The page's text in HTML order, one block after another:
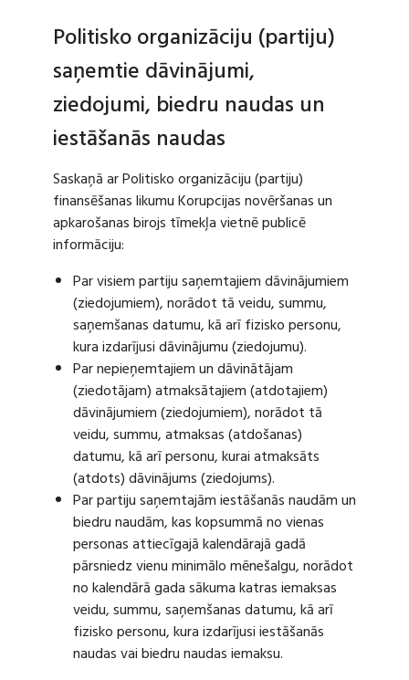
Politisko organizāciju (partiju)
saņemtie dāvinājumi,
ziedojumi, biedru naudas un
iestāšanās naudas
Saskaņā ar Politisko organizāciju (partiju)
finansēšanas likumu Korupcijas novēršanas un
apkarošanas birojs tīmekļa vietnē publicē
informāciju:
Par visiem partiju saņemtajiem dāvinājumiem
(ziedojumiem), norādot tā veidu, summu,
saņemšanas datumu, kā arī fizisko personu,
kura izdarījusi dāvinājumu (ziedojumu).
Par nepieņemtajiem un dāvinātājam
(ziedotājam) atmaksātajiem (atdotajiem)
dāvinājumiem (ziedojumiem), norādot tā
veidu, summu, atmaksas (atdošanas)
datumu, kā arī personu, kurai atmaksāts
(atdots) dāvinājums (ziedojums).
Par partiju saņemtajām iestāšanās naudām un
biedru naudām, kas kopsummā no vienas
personas attiecīgajā kalendārajā gadā
pārsniedz vienu minimālo mēnešalgu, norādot
no kalendārā gada sākuma katras iemaksas
veidu, summu, saņemšanas datumu, kā arī
fizisko personu, kura izdarījusi iestāšanās
naudas vai biedru naudas iemaksu.